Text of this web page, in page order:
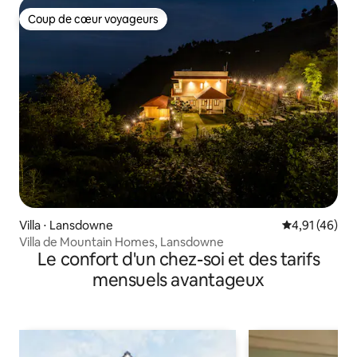
Coup de cœur voyageurs
Coup de cœur voyageurs
Villa ⋅ Lansdowne Évaluation
4,91 (46)
Villa de Mountain Homes, Lansdowne
Le confort d'un chez-soi et des tarifs
mensuels avantageux